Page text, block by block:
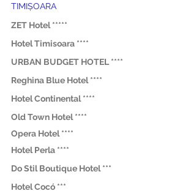
TIMIȘOARA
ZET Hotel *****
Hotel Timisoara ****
URBAN BUDGET HOTEL ****
Reghina Blue Hotel ****
Hotel Continental ****
Old Town Hotel ****
Opera Hotel ****
Hotel Perla ****
Do Stil Boutique Hotel ***
Hotel Cocó ***